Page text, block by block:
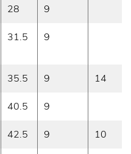
28 9
31.5 9
35.5 9 14
40.5 9
42.5 9 10